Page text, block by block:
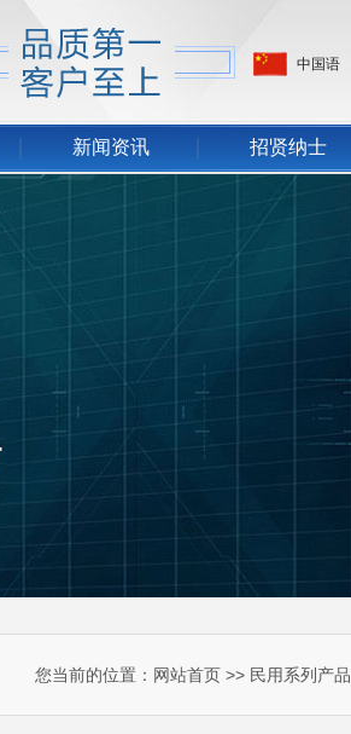
中国语
新闻资讯 招贤纳士
您当前的位置： 网站首页 >> 民用系列产品